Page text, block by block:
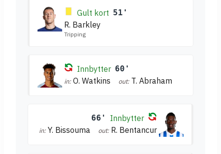
Gult kort 51'
R. Barkley
Tripping
Innbytter 60'
in: O. Watkins out: T. Abraham
66' Innbytter
in: Y. Bissouma out: R. Bentancur